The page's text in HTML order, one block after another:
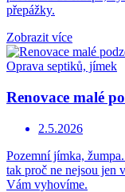
přepážky.
Zobrazit více
Oprava septiků, jímek
Renovace malé
2.5.2026
Pozemní jímka,
tak proč ne nejsou jen
Vám vyhovíme.